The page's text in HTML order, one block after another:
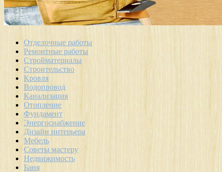
Отделочные работы
Ремонтные работы
Стройматериалы
Строительство
Кровля
Водопровод
Канализация
Отопление
Фундамент
Энергоснабжение
Дизайн интерьера
Мебель
Советы мастеру
Недвижимость
Баня